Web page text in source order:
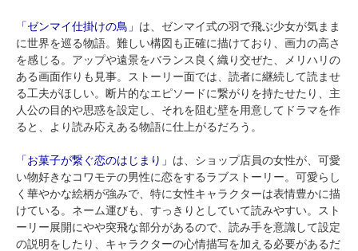
「ゼンマイ仕掛けの鳥」 は、ゼンマイ式の羽で飛ぶ少女が気まま
に世界を巡る物語。難しい構図も正確に描けており、画力の高さ
を感じる。アップや遠景をバランス良く織り交ぜた、メリハリの
ある画面作りも見事。ストーリー面では、読者に継続して読ませ
る工夫がほしい。断片的なエピソードに繋がりを持たせたり、主
人公の目的や思惑を設定し、それを阻む壁を用意してドラマを作
ると、より読み応えある物語に仕上がるだろう。
「お菓子が繋ぐ恋のはじまり」 は、ショップ店員の女性が、可愛
い物好きなコワモテの男性に恋をするラブストーリー。可愛らし
く華やかな絵柄が強みで、特に女性キャラクターは表情豊かに描
けている。ネーム運びも、すっきりとしていて読みやすい。スト
ーリー展開にやや突飛な部分があるので、読み手を意識して設定
の説明をしたり、キャラクターの心情描写を加える必要があるだ